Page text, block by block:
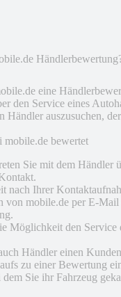
eine
den Service eines
Händler auszusuchen,
mobile.de bewertet
Sie mit dem Händler
nach Ihrer
von mobile.de per E-
Möglichkeit den Service
Händler einen
zu einer Bewertung
Sie ihr Fahrzeug